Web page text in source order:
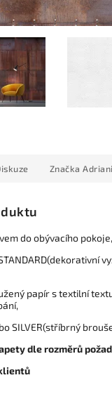
Značka
do obývacího
papír s textilní
SILVER(stříbrný
dle rozměrů